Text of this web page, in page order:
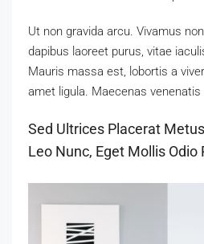
Ut non gravida arcu. Vivamus
dapibus laoreet purus, vitae
Mauris massa est, lobortis a
amet ligula. Maecenas
Sed Ultrices Placerat
Leo Nunc, Eget Mollis Odio